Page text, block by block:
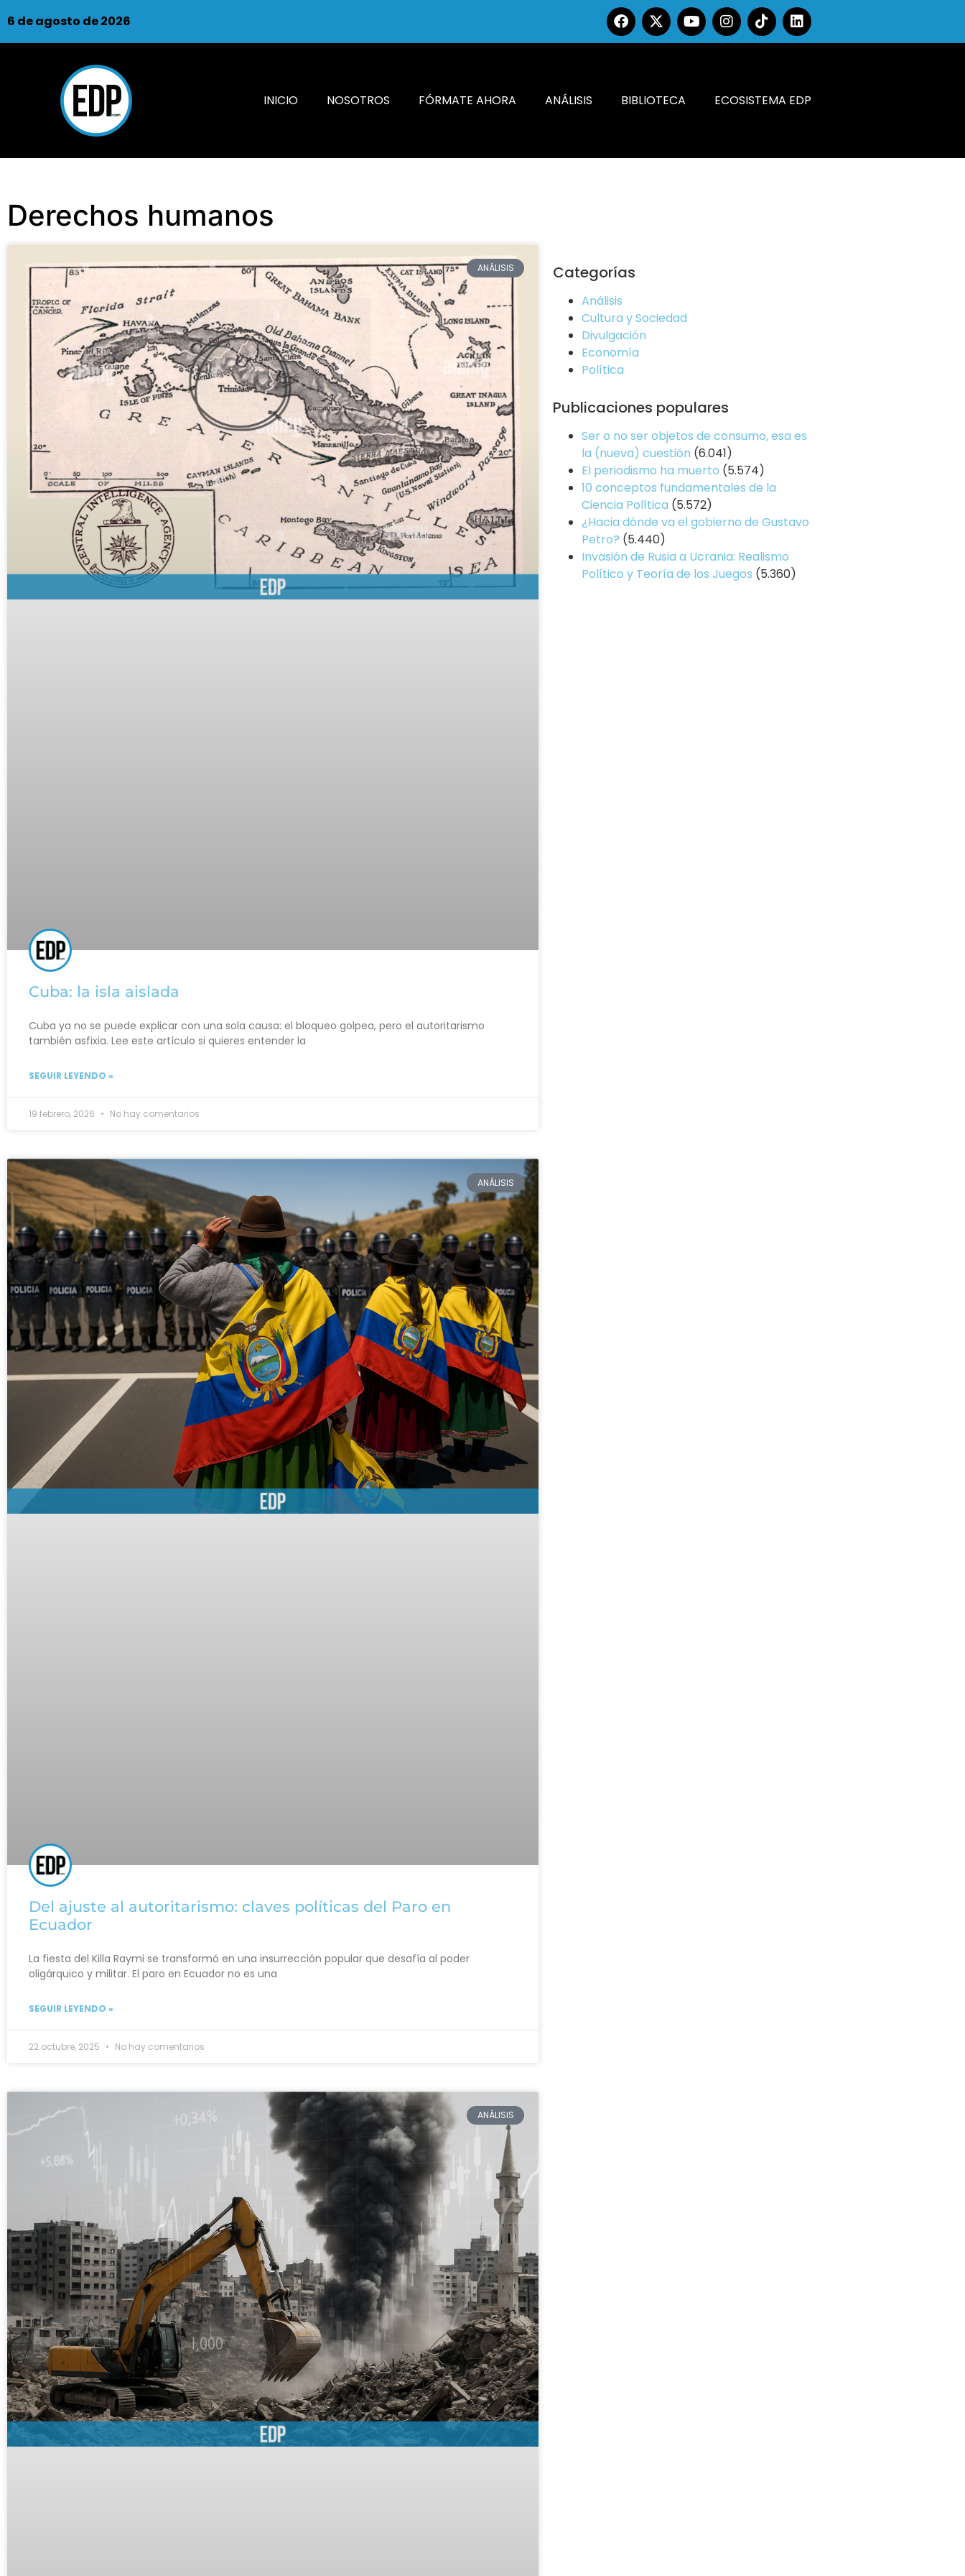
6 de agosto de 2026
INICIO NOSOTROS FÓRMATE AHORA ANÁLISIS BIBLIOTECA ECOSISTEMA EDP
Derechos humanos
ANÁLISIS
Cuba: la isla aislada
Cuba ya no se puede explicar con una sola causa: el bloqueo golpea, pero el autoritarismo
también asfixia. Lee este artículo si quieres entender la
SEGUIR LEYENDO »
19 febrero, 2026 No hay comentarios
ANÁLISIS
Del ajuste al autoritarismo: claves políticas del Paro en
Ecuador
La fiesta del Killa Raymi se transformó en una insurrección popular que desafía al poder
oligárquico y militar. El paro en Ecuador no es una
SEGUIR LEYENDO »
22 octubre, 2025 No hay comentarios
ANÁLISIS
Categorías
Análisis
Cultura y Sociedad
Divulgación
Economía
Política
Publicaciones populares
Ser o no ser objetos de consumo, esa es
la (nueva) cuestión (6.041)
El periodismo ha muerto (5.574)
10 conceptos fundamentales de la
Ciencia Política (5.572)
¿Hacia dónde va el gobierno de Gustavo
Petro? (5.440)
Invasión de Rusia a Ucrania: Realismo
Político y Teoría de los Juegos (5.360)